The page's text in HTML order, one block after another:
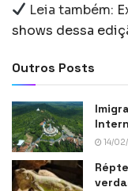
Leia também:
shows dessa
Outros Posts
14/